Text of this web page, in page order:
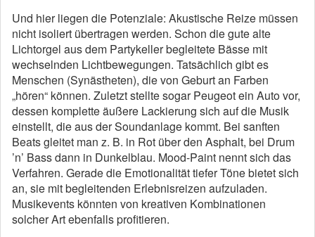
Und hier liegen die Potenziale: Akustische Reize müssen
nicht isoliert übertragen werden. Schon die gute alte
Lichtorgel aus dem Partykeller begleitete Bässe mit
wechselnden Lichtbewegungen. Tatsächlich gibt es
Menschen (Synästheten), die von Geburt an Farben
„hören“ können. Zuletzt stellte sogar Peugeot ein Auto vor,
dessen komplette äußere Lackierung sich auf die Musik
einstellt, die aus der Soundanlage kommt. Bei sanften
Beats gleitet man z. B. in Rot über den Asphalt, bei Drum
’n’ Bass dann in Dunkelblau. Mood-Paint nennt sich das
Verfahren. Gerade die Emotionalität tiefer Töne bietet sich
an, sie mit begleitenden Erlebnisreizen aufzuladen.
Musikevents könnten von kreativen Kombinationen
solcher Art ebenfalls profitieren.